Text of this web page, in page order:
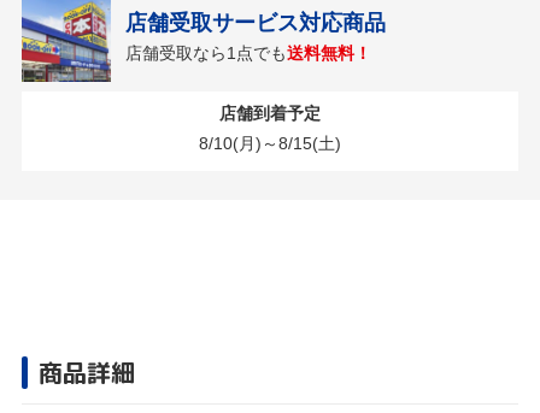
店舗受取サービス対応商品
店舗受取なら1点でも送料無料！
店舗到着予定
8/10(月)～8/15(土)
商品詳細